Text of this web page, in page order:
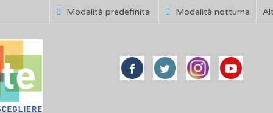
Modalità predefinita Modalità notturna